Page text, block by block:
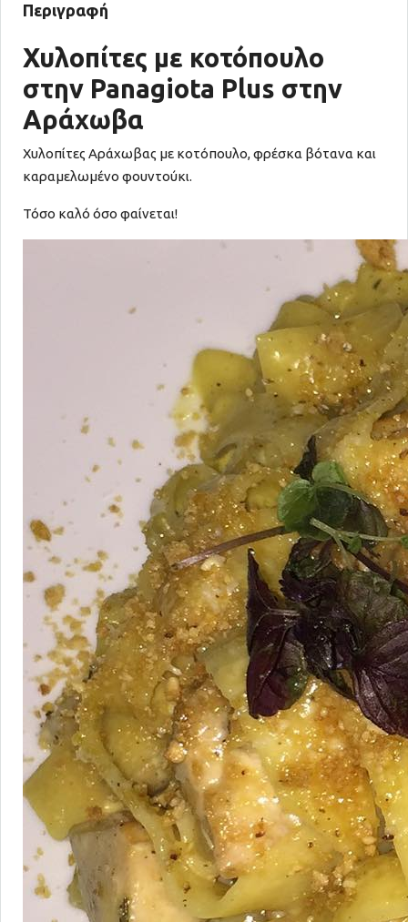
Περιγραφή
Χυλοπίτες με κοτόπουλο
στην Panagiota Plus στην
Αράχωβα
Χυλοπίτες Αράχωβας με κοτόπουλο, φρέσκα βότανα και
καραμελωμένο φουντούκι.
Τόσο καλό όσο φαίνεται!